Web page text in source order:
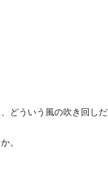
どういう風の吹き回しだ
。